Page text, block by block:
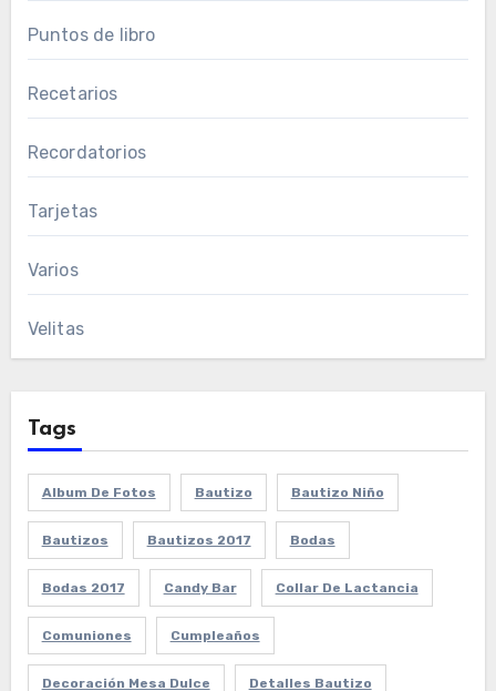
Puntos de libro
Recetarios
Recordatorios
Tarjetas
Varios
Velitas
Tags
Album De Fotos Bautizo Bautizo Niño
Bautizos Bautizos 2017 Bodas
Bodas 2017 Candy Bar Collar De Lactancia
Comuniones Cumpleaños
Decoración Mesa Dulce Detalles Bautizo